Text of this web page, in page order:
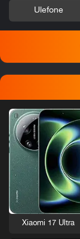
Ulefone
Xiaomi 17 Ultra